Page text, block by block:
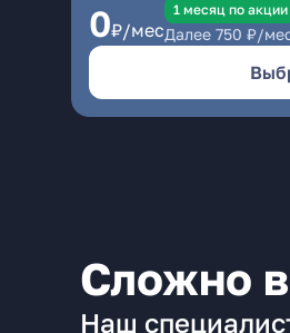
0₽/мес
1 месяц по акции
Далее 750 ₽/
Сложно
Наш